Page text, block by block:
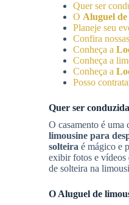
Quer ser
O Aluguel
Planeje seu
Confira
Conheça a
Conheça a
Conheça a
Posso
Quer ser
O casamento é uma
limousine para
solteira é mágico e
exibir fotos e vídeos
de solteira na
O Aluguel de